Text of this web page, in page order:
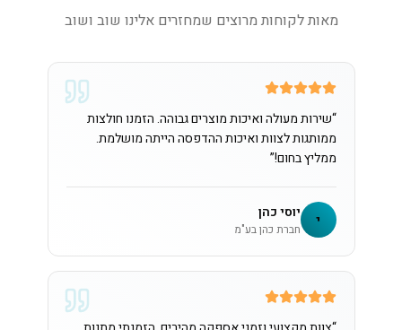
מאות לקוחות מרוצים שמחזרים אלינו שוב ושוב
“שירות מעולה ואיכות מוצרים גבוהה. הזמנו חולצות
ממותגות לצוות ואיכות ההדפסה הייתה מושלמת.
ממליץ בחום!”
י יוסי כהן
חברת כהן בע"מ